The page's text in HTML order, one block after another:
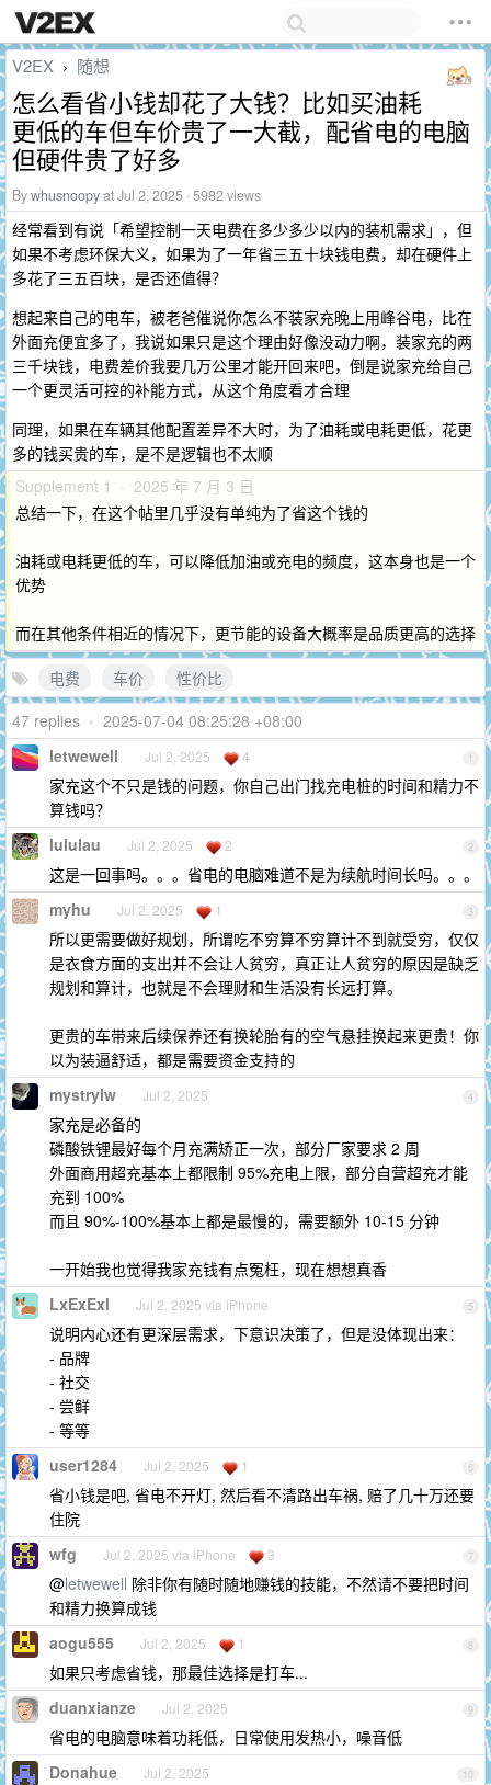
V2EX › 随想
怎么看省小钱却花了大钱？比如买油耗
更低的车但车价贵了一大截，配省电的电脑
但硬件贵了好多
Bywhusnoopyat Jul 2, 2025 · 5982 views
经常看到有说「希望控制一天电费在多少多少以内的装机需求」，但
如果不考虑环保大义，如果为了一年省三五十块钱电费，却在硬件上
多花了三五百块，是否还值得？
想起来自己的电车，被老爸催说你怎么不装家充晚上用峰谷电，比在
外面充便宜多了，我说如果只是这个理由好像没动力啊，装家充的两
三千块钱，电费差价我要几万公里才能开回来吧，倒是说家充给自己
一个更灵活可控的补能方式，从这个角度看才合理
同理，如果在车辆其他配置差异不大时，为了油耗或电耗更低，花更
多的钱买贵的车，是不是逻辑也不太顺
Supplement 1 · 2025 年 7 月 3 日
总结一下，在这个帖里几乎没有单纯为了省这个钱的
油耗或电耗更低的车，可以降低加油或充电的频度，这本身也是一个
优势
而在其他条件相近的情况下，更节能的设备大概率是品质更高的选择
电费 车价
性价比
47 replies • 2025-07-04 08:25:28 +08:00
1
letwewell Jul 2, 2025 4
家充这个不只是钱的问题，你自己出门找充电桩的时间和精力不
算钱吗？
2
lululau Jul 2, 2025 2
这是一回事吗。。。省电的电脑难道不是为续航时间长吗。。。
3
myhu Jul 2, 2025 1
所以更需要做好规划，所谓吃不穷算不穷算计不到就受穷，仅仅
是衣食方面的支出并不会让人贫穷，真正让人贫穷的原因是缺乏
规划和算计，也就是不会理财和生活没有长远打算。
更贵的车带来后续保养还有换轮胎有的空气悬挂换起来更贵！你
以为装逼舒适，都是需要资金支持的
4
mystrylw Jul 2, 2025
家充是必备的
磷酸铁锂最好每个月充满矫正一次，部分厂家要求 2 周
外面商用超充基本上都限制 95%充电上限，部分自营超充才能
充到 100%
而且 90%-100%基本上都是最慢的，需要额外 10-15 分钟
一开始我也觉得我家充钱有点冤枉，现在想想真香
5
LxExExl Jul 2, 2025 via iPhone
说明内心还有更深层需求，下意识决策了，但是没体现出来：
- 品牌
- 社交
- 尝鲜
- 等等
6
user1284 Jul 2, 2025 1
省小钱是吧, 省电不开灯, 然后看不清路出车祸, 赔了几十万还要
住院
7
wfg Jul 2, 2025 via iPhone 3
@letwewell 除非你有随时随地赚钱的技能，不然请不要把时间
和精力换算成钱
8
aogu555 Jul 2, 2025 1
如果只考虑省钱，那最佳选择是打车...
9
duanxianze Jul 2, 2025
省电的电脑意味着功耗低，日常使用发热小，噪音低
10
Donahue Jul 2, 2025